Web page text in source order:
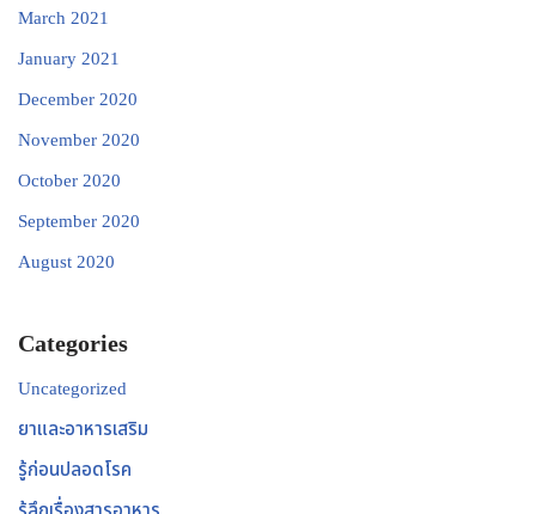
March 2021
January 2021
December 2020
November 2020
October 2020
September 2020
August 2020
Categories
Uncategorized
ยาและอาหารเสริม
รู้ก่อนปลอดโรค